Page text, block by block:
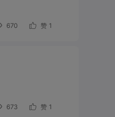
670 赞 1
673 赞 1